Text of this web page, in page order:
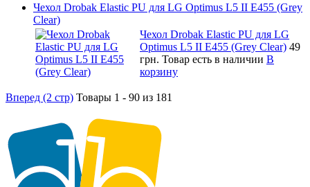
Чехол Drobak Elastic PU для LG Optimus L5 II E455 (Grey
Clear)
Чехол Drobak Elastic PU для LG
Optimus L5 II E455 (Grey Clear) 49
грн. Товар есть в наличии В
корзину
Вперед (2 стр) Товары 1 - 90 из 181